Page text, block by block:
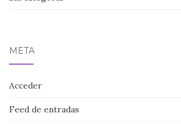
META
Acceder
Feed de entradas